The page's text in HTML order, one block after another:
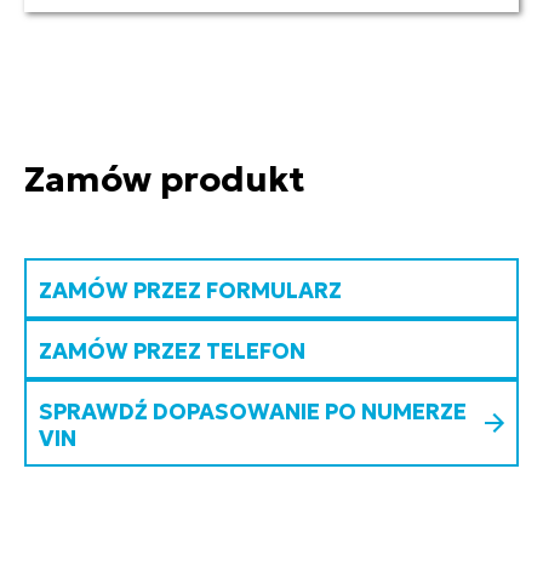
Zamów produkt
ZAMÓW PRZEZ FORMULARZ
ZAMÓW PRZEZ TELEFON
SPRAWDŹ DOPASOWANIE PO NUMERZE
VIN